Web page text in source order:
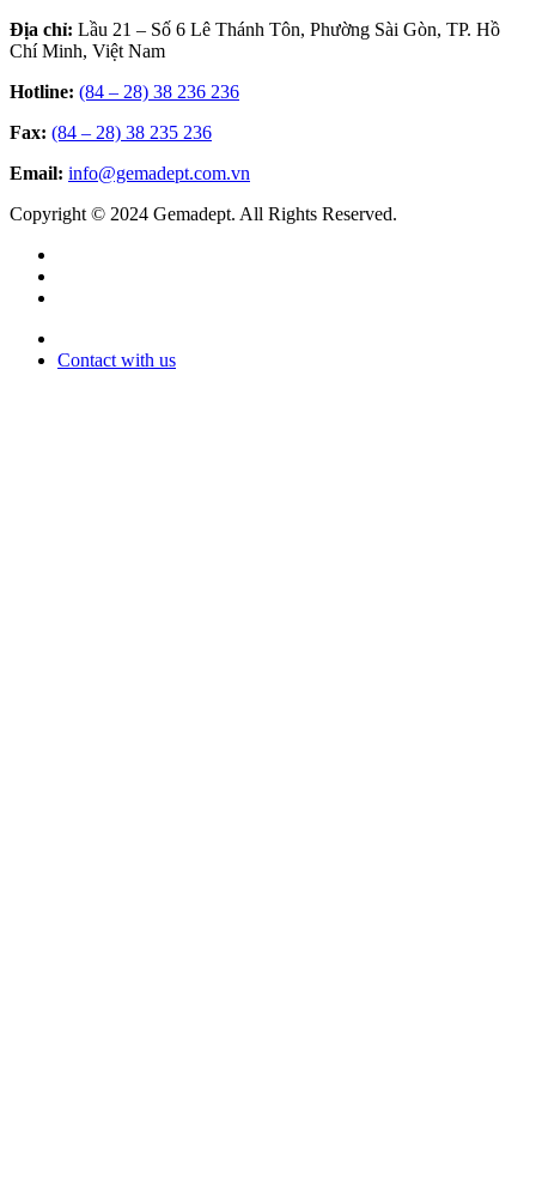
Địa chỉ: Lầu 21 – Số 6 Lê Thánh Tôn, Phường Sài Gòn, TP. Hồ
Chí Minh, Việt Nam
Hotline: (84 – 28) 38 236 236
Fax: (84 – 28) 38 235 236
Email: info@gemadept.com.vn
Copyright © 2024 Gemadept. All Rights Reserved.
Contact with us